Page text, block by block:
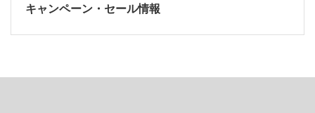
キャンペーン・セール情報